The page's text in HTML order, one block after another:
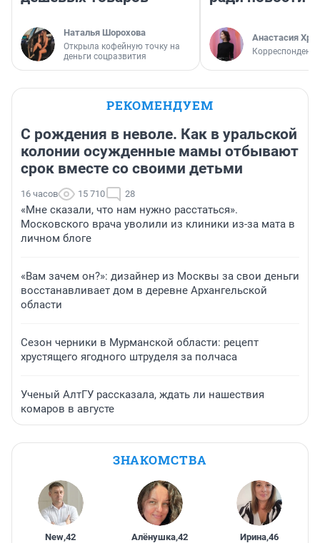
Наталья Шорохова
Открыла кофейную точку на
деньги соцразвития
Анастасия
Корреспондент
РЕКОМЕНДУЕМ
С рождения в неволе. Как в уральской
колонии осужденные мамы отбывают
срок вместе со своими детьми
16 часов 15 710 28
«Мне сказали, что нам нужно расстаться».
Московского врача уволили из клиники из-за мата в
личном блоге
«Вам зачем он?»: дизайнер из Москвы за свои деньги
восстанавливает дом в деревне Архангельской
области
Сезон черники в Мурманской области: рецепт
хрустящего ягодного штруделя за полчаса
Ученый АлтГУ рассказала, ждать ли нашествия
комаров в августе
ЗНАКОМСТВА
New,42 Алёнушка,42 Ирина,46